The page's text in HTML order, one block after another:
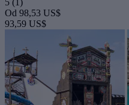
5 (1)
Od 98,53 US$
93,59 US$